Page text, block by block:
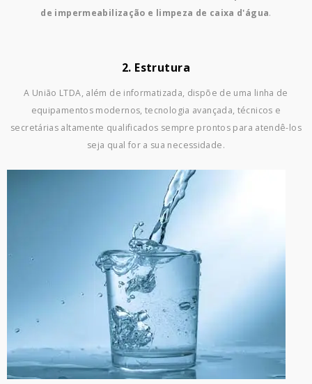
de impermeabilização e limpeza de caixa d'água.
2. Estrutura
A União LTDA, além de informatizada, dispõe de uma linha de
equipamentos modernos, tecnologia avançada, técnicos e
secretárias altamente qualificados sempre prontos para atendê-los
seja qual for a sua necessidade.